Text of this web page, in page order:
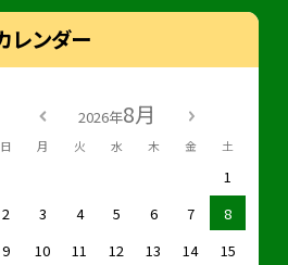
レンダー
2026年8月
日 月 火 水 木 金 土
1
2
3 4 5 6 7
8
9
10 11 12 13 14
15